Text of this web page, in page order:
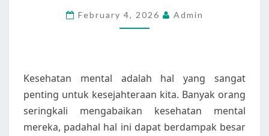
UNTUK
February 4, 2026 Admin
Kesehatan mental adalah hal yang sangat
penting untuk kesejahteraan kita. Banyak orang
seringkali mengabaikan kesehatan mental
mereka, padahal hal ini dapat berdampak besar